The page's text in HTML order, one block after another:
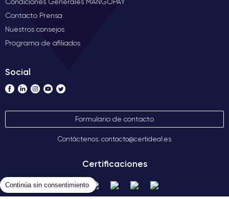
Continúa sin consentimiento
Contacto Prensa
Nuestros consejos
Programa de afiliados
Social
Formulario de contacto
Contáctenos: contacto@certideal.es
Certificaciones